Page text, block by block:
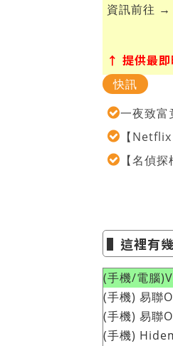
資訊前往 →
↑ 提供最
快訊
一夜致富
【
【名偵
▌這裡有
(手機/電腦
(手機) 易聯
(手機) 易聯
(手機)